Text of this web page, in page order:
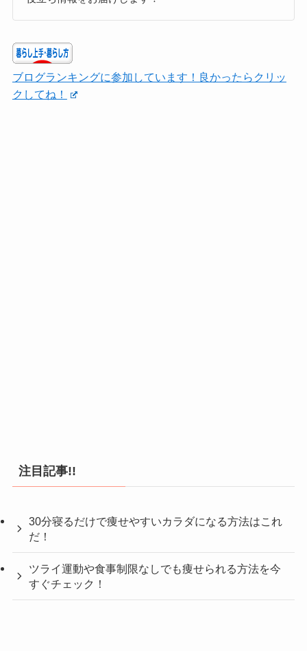
ブログランキングに参加しています！良かったらクリッ
クしてね！
注目記事!!
30分寝るだけで痩せやすいカラダになる方法はこれ
だ！
ツライ運動や食事制限なしでも痩せられる方法を今
すぐチェック！